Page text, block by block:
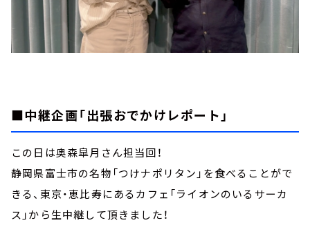
■中継企画「出張おでかけレポート」
この日は奥森皐月さん担当回！
静岡県富士市の名物「つけナポリタン」を食べることがで
きる、東京・恵比寿にあるカフェ「ライオンのいるサーカ
ス」から生中継して頂きました！